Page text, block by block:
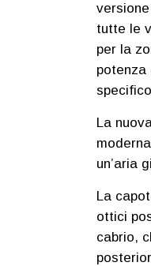
tutte le
per la
potenza
La
un’aria
La
ottici
cabrio,